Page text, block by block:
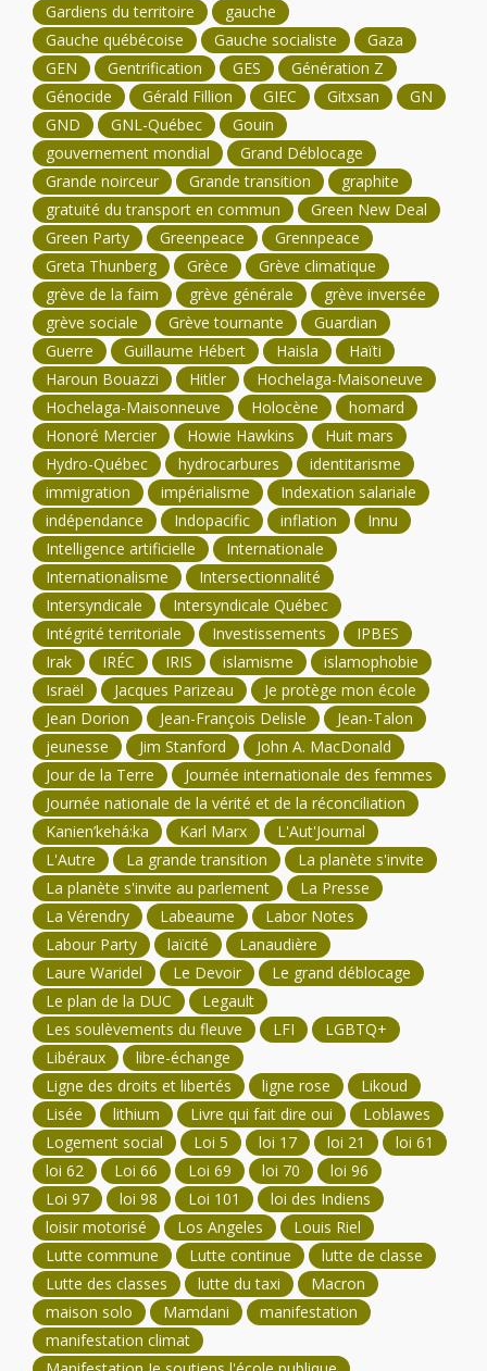
Gardiens du territoire
gauche
Gauche québécoise
Gauche socialiste
Gaza
GEN
Gentrification GES
Génération Z
Génocide
Gérald Fillion GIEC Gitxsan
GN
GND
GNL-Québec
Gouin
gouvernement mondial
Grand Déblocage
Grande noirceur
Grande transition
graphite
gratuité du transport en commun
Green New Deal
Green Party
Greenpeace
Grennpeace
Greta Thunberg
Grèce
Grève climatique
grève de la faim
grève générale
grève inversée
grève sociale
Grève tournante
Guardian
Guerre
Guillaume Hébert Haisla
Haïti
Haroun Bouazzi
Hitler
Hochelaga-Maisoneuve
Hochelaga-Maisonneuve
Holocène
homard
Honoré Mercier
Howie Hawkins
Huit mars
Hydro-Québec
hydrocarbures
identitarisme
immigration
impérialisme
Indexation salariale
indépendance
Indopacific inflation
Innu
Intelligence artificielle
Internationale
Internationalisme
Intersectionnalité
Intersyndicale
Intersyndicale Québec
Intégrité territoriale
Investissements
IPBES
Irak
IRÉC IRIS islamisme
islamophobie
Israël
Jacques Parizeau
Je protège mon école
Jean Dorion
Jean-François Delisle
Jean-Talon
jeunesse
Jim Stanford
John A. MacDonald
Jour de la Terre
Journée internationale des femmes
Journée nationale de la vérité et de la réconciliation
Kanien’kehá:ka
Karl Marx
L'Aut'Journal
L'Autre
La grande transition
La planète s'invite
La planète s'invite au parlement
La Presse
La Vérendry
Labeaume
Labor Notes
Labour Party
laïcité
Lanaudière
Laure Waridel
Le Devoir
Le grand déblocage
Le plan de la DUC
Legault
Les soulèvements du fleuve
LFI
LGBTQ+
Libéraux
libre-échange
Ligne des droits et libertés
ligne rose
Likoud
Lisée
lithium Livre qui fait dire oui
Loblawes
Logement social
Loi 5 loi 17 loi 21
loi 61
loi 62
Loi 66 Loi 69 loi 70
loi 96
Loi 97
loi 98 Loi 101
loi des Indiens
loisir motorisé
Los Angeles
Louis Riel
Lutte commune
Lutte continue
lutte de classe
Lutte des classes
lutte du taxi
Macron
maison solo
Mamdani
manifestation
manifestation climat